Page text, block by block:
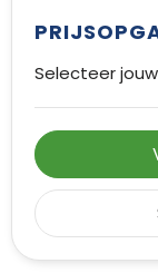
Selecteer